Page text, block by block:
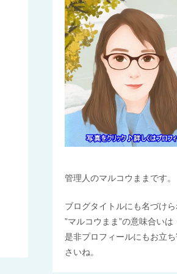
管理人のマルコウままです。
ブログタイトルにも名づけ
”マルコウまま”の意味合いは
是非プロフィールにもお立
さいね。